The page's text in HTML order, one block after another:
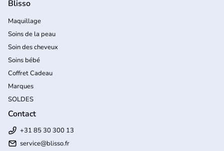
Blisso
Maquillage
Soins de la peau
Soin des cheveux
Soins bébé
Coffret Cadeau
Marques
SOLDES
Contact
+31 85 30 300 13
service@blisso.fr